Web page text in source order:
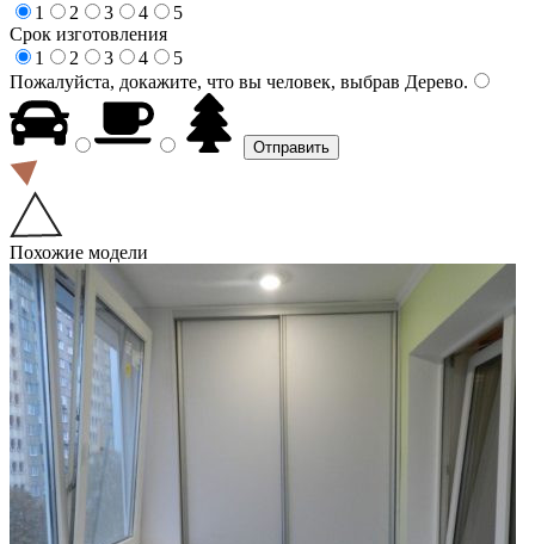
1
2 3 4
5
Срок изготовления
1
2 3 4
5
Пожалуйста, докажите, что вы человек, выбрав Дерево.
Похожие модели